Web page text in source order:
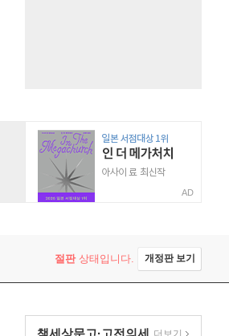
AD
절판상태입니다. 개정판 보기
책세상문고·고전의세 더보기